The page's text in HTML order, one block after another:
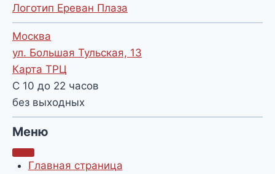
Логотип Ереван Плаза
Москва
ул. Большая Тульская, 13
Карта ТРЦ
С 10 до 22 часов
без выходных
Меню
Главная страница